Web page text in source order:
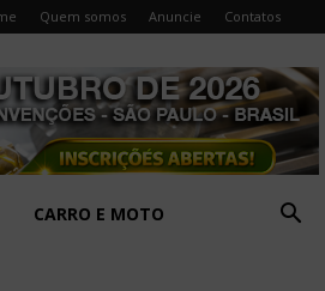
Quem somos Anuncie Contatos
CARRO E MOTO